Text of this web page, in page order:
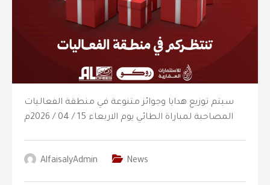
سيتم توزيع هدايا وجوائز متنوعة في منطقة الفعاليات
المصاحبة لمباراة الطائي يوم الاربعاء 15 / 04 / 2026م
AlfaisalyAdmin News